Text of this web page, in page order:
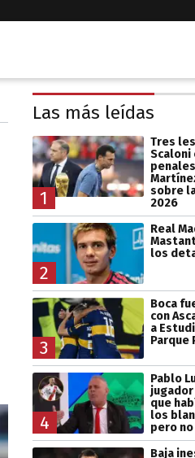
Las más leídas
1
Tres
Scaloni
sobre
2026
2
Real
los
3
Boca
con
a
Parque
4
Pablo
que
los
pero
Baja